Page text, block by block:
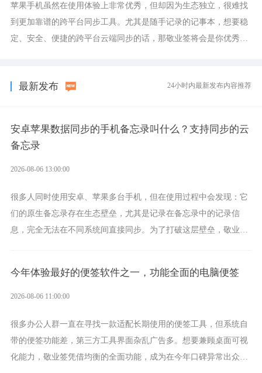
苹果手机虽然在使用体验上非常优秀，但却因为生态独立，很难找
到更加靠谱的跨平台同步工具。尤其是随手记录的记事本，想要稳
定、安全、便捷的跨平台云端同步的话，那敬业签将会是你优秀的
最新发布 24小时内最新发布内容推荐
安卓苹果数据同步的手机备忘录叫什么？支持同步的云
备忘录
2026-08-06 13:00:00
很多人同时使用安卓、苹果多台手机，但在使用过程中会发现：它
们的原生备忘录存在生态壁垒，尤其是记录在备忘录中的记录信
息，完全无法在不同系统间直接同步。为了打破这层壁垒，敬业签
今年体验最好的便签软件之一，功能全面的电脑便签
2026-08-06 11:00:00
很多办公人群一直在寻找一款适配长期使用的便签工具，但系统自
带的便签功能差，第三方工具界面杂乱广告多。想要兼顾桌面可视
化能力，敬业签凭借均衡的全面功能，成为在今年口碑异常出众的